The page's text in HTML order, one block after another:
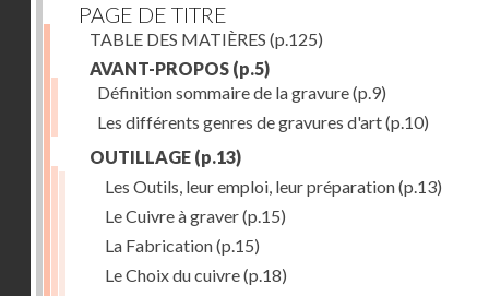
PAGE DE TITRE
TABLE DES MATIÈRES (p.125)
AVANT-PROPOS (p.5)
Définition sommaire de la gravure(p.9)
Les différents genres de gravures d'art(p.10)
OUTILLAGE (p.13)
Les Outils, leur emploi, leur préparation(p.13)
Le Cuivre à graver(p.15)
La Fabrication(p.15)
Le Choix du cuivre(p.18)